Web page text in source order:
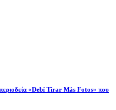
«Debí Tirar Más Fotos» που